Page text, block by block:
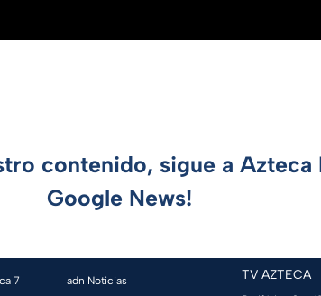
contenido, sigue a Azteca
Google News!
7 adn Noticias TV AZTECA